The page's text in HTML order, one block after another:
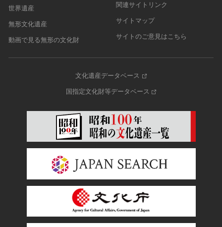
世界遺産
無形文化遺産
動画で見る無形の文化財
関連サイトリンク
サイトマップ
サイトのご意見はこちら
文化遺産データベース
国指定文化財等データベース